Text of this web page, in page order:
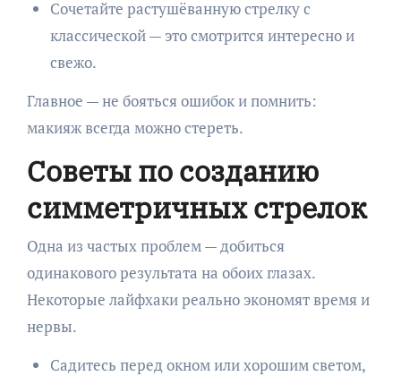
Сочетайте растушёванную стрелку с
классической — это смотрится интересно и
свежо.
Главное — не бояться ошибок и помнить:
макияж всегда можно стереть.
Советы по созданию
симметричных стрелок
Одна из частых проблем — добиться
одинакового результата на обоих глазах.
Некоторые лайфхаки реально экономят время и
нервы.
Садитесь перед окном или хорошим светом,